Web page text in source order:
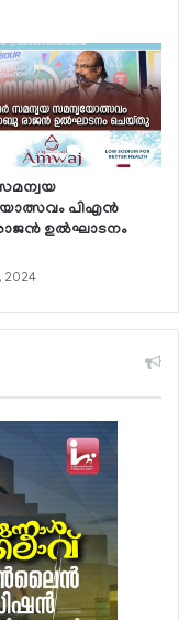
പിഎന്‍
ഉല്‍ഘാടനം
2024